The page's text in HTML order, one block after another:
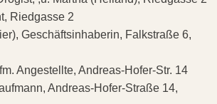
Riedgasse 2
Geschäftsinhaberin, Falkstraße 6,
Angestellte, Andreas-Hofer-Str. 14
Andreas-Hofer-Straße 14,